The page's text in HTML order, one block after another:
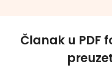
Članak u PDF